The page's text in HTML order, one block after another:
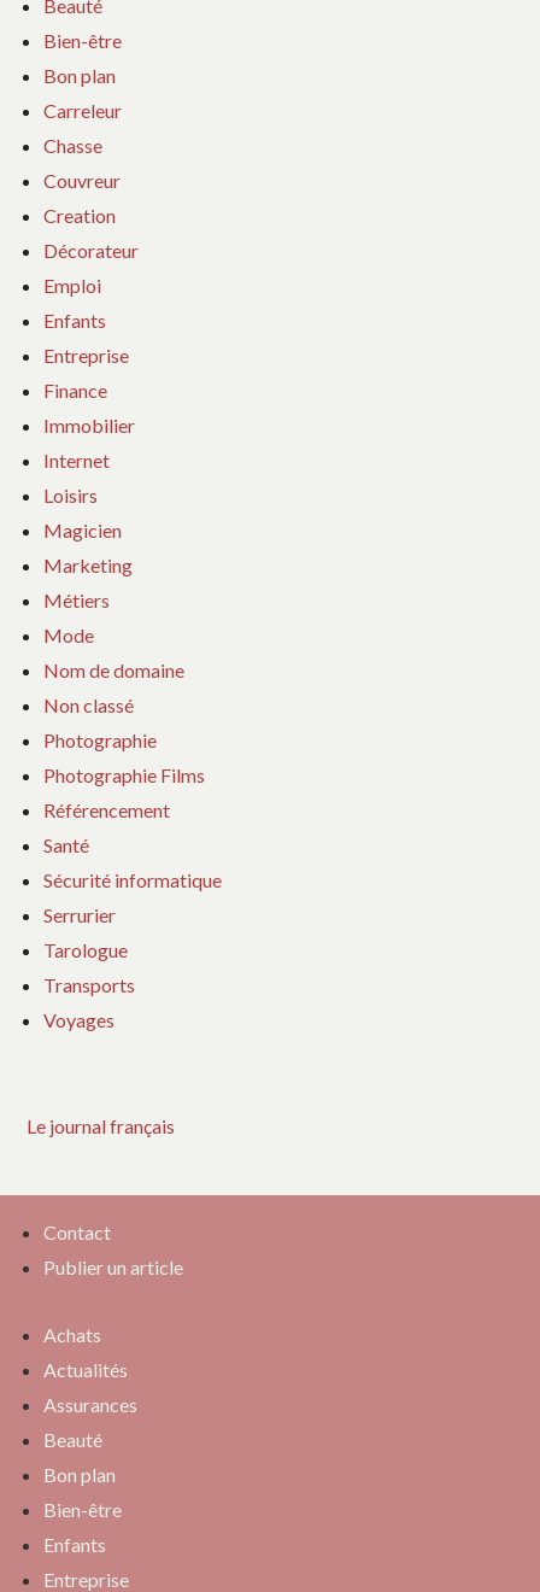
Beauté
Bien-être
Bon plan
Carreleur
Chasse
Couvreur
Creation
Décorateur
Emploi
Enfants
Entreprise
Finance
Immobilier
Internet
Loisirs
Magicien
Marketing
Métiers
Mode
Nom de domaine
Non classé
Photographie
Photographie Films
Référencement
Santé
Sécurité informatique
Serrurier
Tarologue
Transports
Voyages
Le journal français
Contact
Publier un article
Achats
Actualités
Assurances
Beauté
Bon plan
Bien-être
Enfants
Entreprise